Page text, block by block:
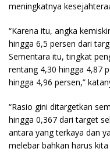
meningkatnya
“Karena itu, angka
hingga 6,5 persen dari
Sementara itu, tingkat
rentang 4,30 hingga 4,87
hingga 4,96 persen,”
“Rasio gini ditargetkan
hingga 0,367 dari target
antara yang terkaya dan
melebar bahkan harus